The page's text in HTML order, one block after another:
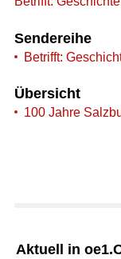
Sendereihe
Betrifft:
Übersicht
100 Jahre
Aktuell in